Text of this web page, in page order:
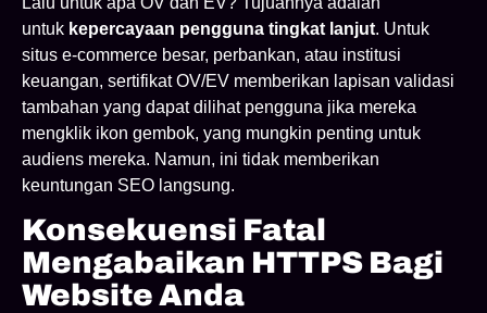
untuk kepercayaan pengguna tingkat lanjut. Untuk
situs e-commerce besar, perbankan, atau institusi
keuangan, sertifikat OV/EV memberikan lapisan validasi
tambahan yang dapat dilihat pengguna jika mereka
mengklik ikon gembok, yang mungkin penting untuk
audiens mereka. Namun, ini tidak memberikan
keuntungan SEO langsung.
Konsekuensi Fatal
Mengabaikan HTTPS Bagi
Website Anda